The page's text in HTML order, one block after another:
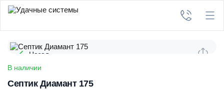
Назад
В наличии
Септик Диамант 175